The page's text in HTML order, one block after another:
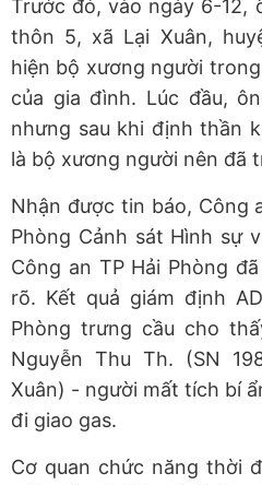
Trước đó, vào ngày 6-12,
thôn 5, xã Lại Xuân,
hiện bộ xương người
của gia đình. Lúc đầu,
nhưng sau khi định thần
là bộ xương người nên đã
Nhận được tin báo, Công
Phòng Cảnh sát Hình sự
Công an TP Hải Phòng
rõ. Kết quả giám định
Phòng trưng cầu cho
Nguyễn Thu Th. (SN
Xuân) - người mất tích bí
đi giao gas.
Cơ quan chức năng thời